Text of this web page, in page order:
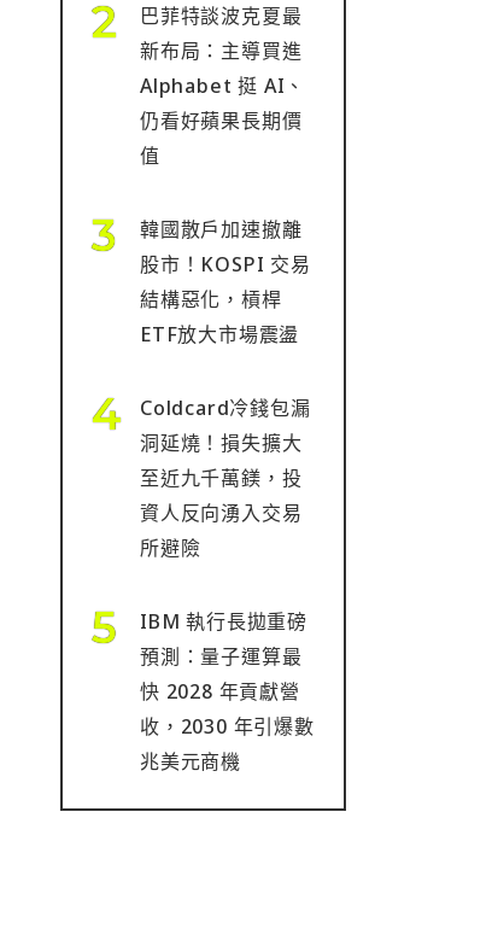
巴菲特談波克夏最
新布局：主導買進
Alphabet 挺 AI、
仍看好蘋果長期價
值
韓國散戶加速撤離
股市！KOSPI 交易
結構惡化，槓桿
ETF放大市場震盪
Coldcard冷錢包漏
洞延燒！損失擴大
至近九千萬鎂，投
資人反向湧入交易
所避險
IBM 執行長拋重磅
預測：量子運算最
快 2028 年貢獻營
收，2030 年引爆數
兆美元商機